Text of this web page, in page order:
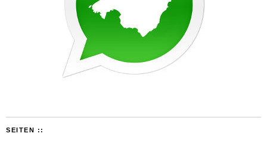
SEITEN ::